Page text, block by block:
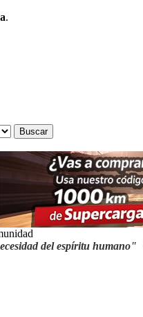
.
del espíritu humano"